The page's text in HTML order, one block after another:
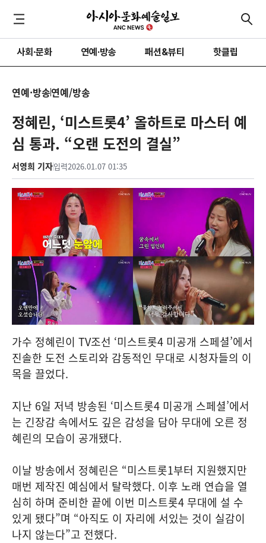
사회·문화 연예·방송 패션&뷰티 핫클립
연예·방송연예/방송
정혜린, ‘미스트롯4’ 올하트로 마스터 예
심 통과. “오랜 도전의 결실”
서영희 기자입력2026.01.07 01:35
가수 정혜린이 TV조선 ‘미스트롯4 미공개 스페셜’에서
진솔한 도전 스토리와 감동적인 무대로 시청자들의 이
목을 끌었다.
지난 6일 저녁 방송된 ‘미스트롯4 미공개 스페셜’에서
는 긴장감 속에서도 깊은 감성을 담아 무대에 오른 정
혜린의 모습이 공개됐다.
이날 방송에서 정혜린은 “미스트롯1부터 지원했지만
매번 제작진 예심에서 탈락했다. 이후 노래 연습을 열
심히 하며 준비한 끝에 이번 미스트롯4 무대에 설 수
있게 됐다”며 “아직도 이 자리에 서있는 것이 실감이
나지 않는다”고 전했다.